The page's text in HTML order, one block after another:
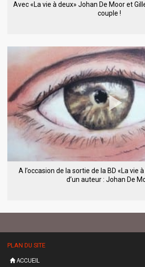
Avec «La vie à deux» Johan De Moor et
couple !
A l’occasion de la sortie de la BD «La vie
d’un auteur : Johan De
PLAN DU SITE
ACCUEIL